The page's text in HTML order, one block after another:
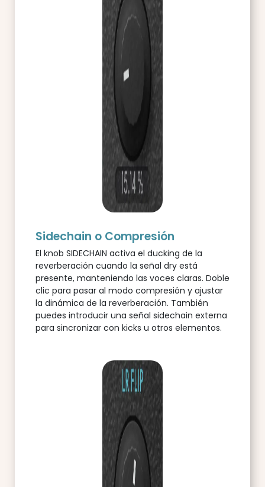
Sidechain o Compresión
El knob SIDECHAIN activa el ducking de la
reverberación cuando la señal dry está
presente, manteniendo las voces claras. Doble
clic para pasar al modo compresión y ajustar
la dinámica de la reverberación. También
puedes introducir una señal sidechain externa
para sincronizar con kicks u otros elementos.